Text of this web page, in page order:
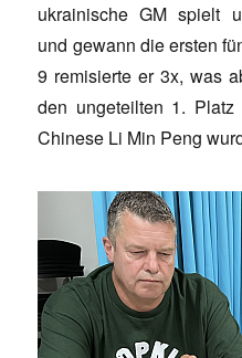
ukrainische GM spielt
und gewann die ersten
9 remisierte er 3x, was
den ungeteilten 1.
Chinese Li Min Peng